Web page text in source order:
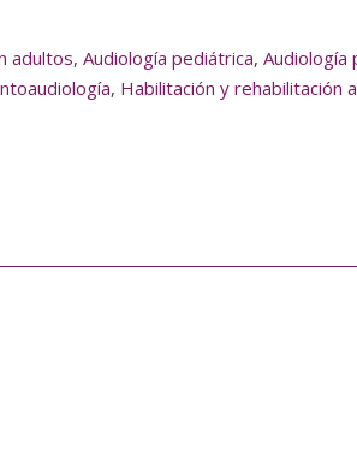
adultos,Audiología pediátrica,Audiología
, Habilitación y rehabilitación